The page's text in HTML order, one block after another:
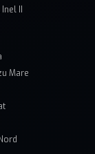
II
Mare